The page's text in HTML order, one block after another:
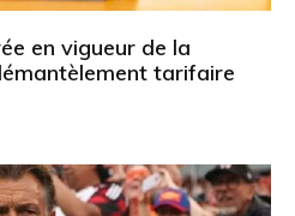
en vigueur de la
tarifaire